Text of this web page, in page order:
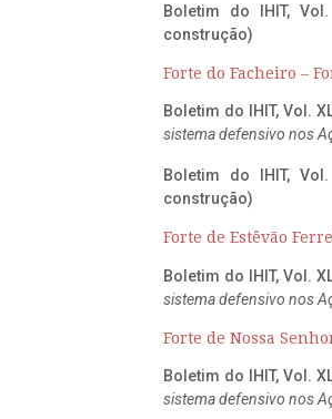
Boletim do IHIT,
construção)
Forte do Facheiro –
Boletim do IHIT, Vol.
sistema defensivo nos
Boletim do IHIT,
construção)
Forte de Estêvão
Boletim do IHIT, Vol.
sistema defensivo nos
Forte de Nossa
Boletim do IHIT, Vol.
sistema defensivo nos